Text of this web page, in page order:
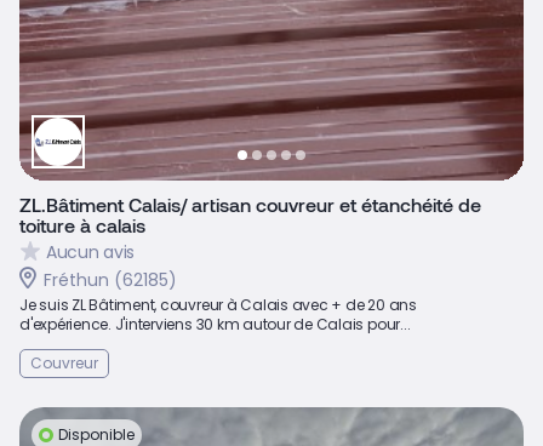
ZL.Bâtiment Calais/ artisan couvreur et étanchéité de
toiture à calais
Aucun avis
Fréthun (62185)
Je suis ZL Bâtiment, couvreur à Calais avec + de 20 ans
d'expérience. J'interviens 30 km autour de Calais pour...
Couvreur
Disponible